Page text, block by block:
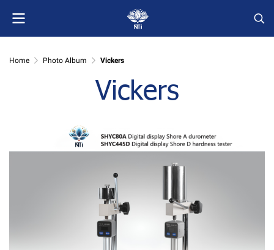
Home Photo Album Vickers
Vickers